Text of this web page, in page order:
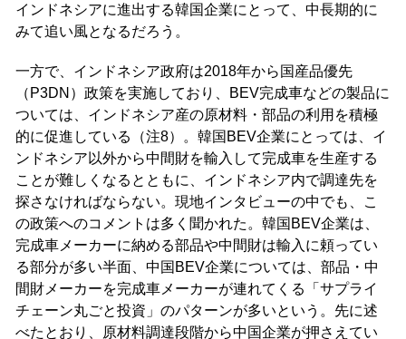
インドネシアに進出する韓国企業にとって、中長期的に
みて追い風となるだろう。
一方で、インドネシア政府は2018年から国産品優先
（P3DN）政策を実施しており、BEV完成車などの製品に
ついては、インドネシア産の原材料・部品の利用を積極
的に促進している（注8）。韓国BEV企業にとっては、イ
ンドネシア以外から中間財を輸入して完成車を生産する
ことが難しくなるとともに、インドネシア内で調達先を
探さなければならない。現地インタビューの中でも、こ
の政策へのコメントは多く聞かれた。韓国BEV企業は、
完成車メーカーに納める部品や中間財は輸入に頼ってい
る部分が多い半面、中国BEV企業については、部品・中
間財メーカーを完成車メーカーが連れてくる「サプライ
チェーン丸ごと投資」のパターンが多いという。先に述
べたとおり、原材料調達段階から中国企業が押さえてい